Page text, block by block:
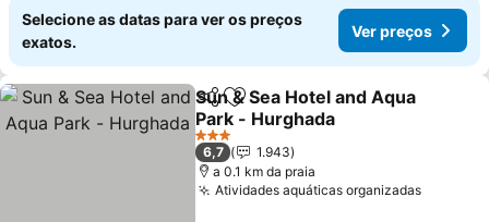
Selecione as datas para ver os preços
exatos.
Ver preços
PartilharAdicionar aos favoritos
Sun & Sea Hotel and Aqua
Park - Hurghada
Ver preços
3 Estrelas
6,7
1.943
a 0.1 km da praia
Atividades aquáticas organizadasVer